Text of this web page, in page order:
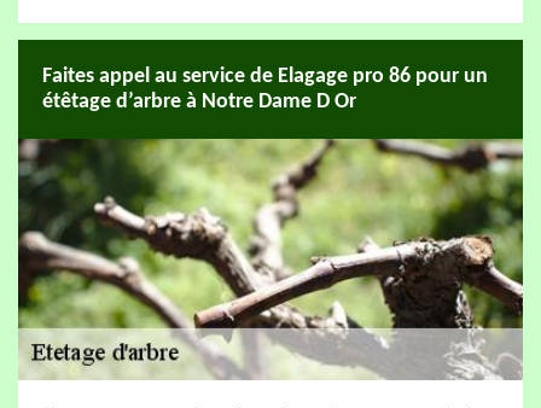
Faites appel au service de Elagage pro 86 pour un
étêtage d’arbre à Notre Dame D Or